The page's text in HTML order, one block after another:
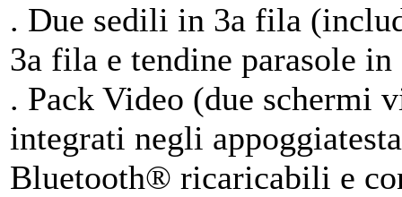
. Due sedili in 3a fila
3a fila e tendine parasole
. Pack Video (due schermi
integrati negli
Bluetooth® ricaricabili e